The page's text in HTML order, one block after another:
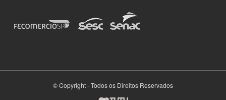
© Copyright - Todos os Direitos Reservados